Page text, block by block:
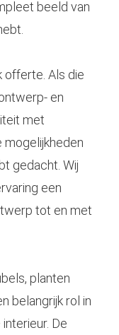
beeld van
offerte. Als die
en
met
mogelijkheden
gedacht. Wij
een
tot en met
planten
belangrijk rol in
De